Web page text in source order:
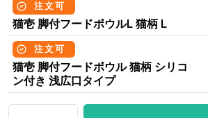
注文可
猫壱 脚付フードボウルL 猫柄 L
注文可
猫壱 脚付フードボウル 猫柄 シリコ
ン付き 浅広口タイプ